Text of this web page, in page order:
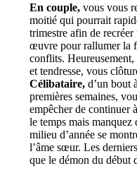
En couple, vous vous
moitié qui pourrait
trimestre afin de
œuvre pour rallumer la
conflits.
et tendresse, vous
Célibataire, d’un bout
premières semaines,
empêcher de continuer
le temps mais
milieu d’année se
l’âme sœur. Les
que le démon du début